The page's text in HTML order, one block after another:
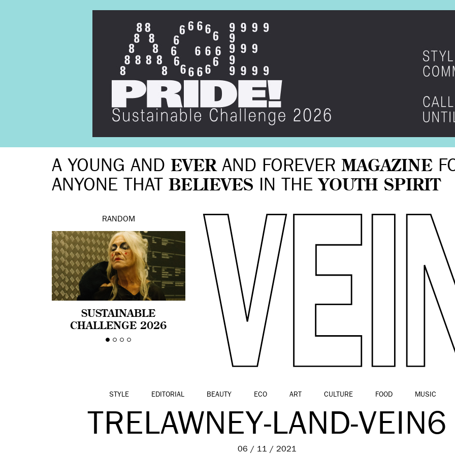
A YOUNG AND EVERAND FOREVER MAGAZINE
ANYONE THAT BELIEVES IN THE YOUTH SPIRIT
RANDOM
SUSTAINABLE
CHALLENGE 2026
CELEBRA LA
STYLE EDITORIAL BEAUTY ECO ART CULTURE FOOD MUSIC
TRELAWNEY-LAND-VEIN6
06 / 11 / 2021